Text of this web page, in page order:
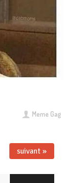
Meme Gag
suivant »